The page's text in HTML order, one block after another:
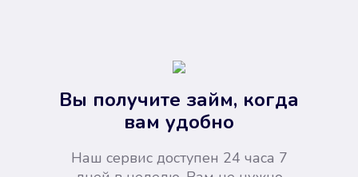
Вы получите займ, когда
вам удобно
Наш сервис доступен 24 часа 7